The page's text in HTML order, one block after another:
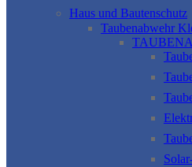
Haus und Bautenschutz
Taubenabwehr